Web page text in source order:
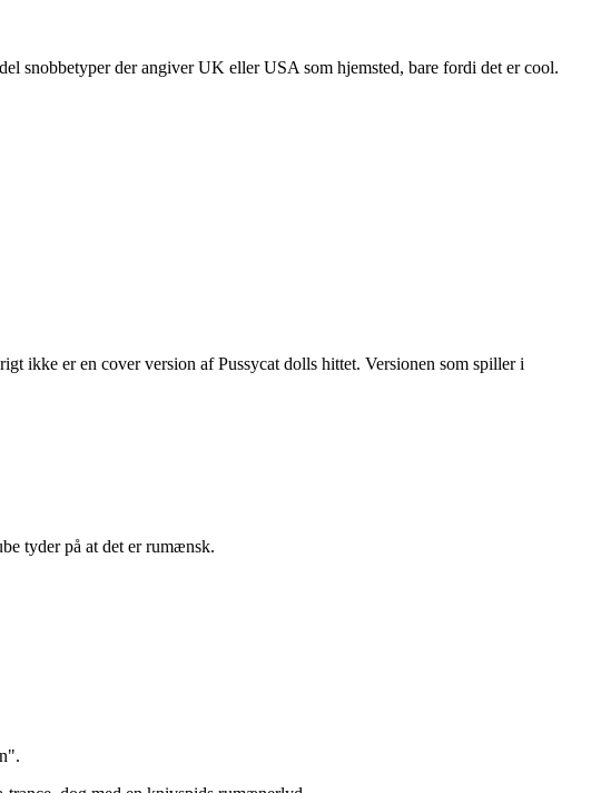
snobbetyper der angiver UK eller USA som hjemsted, bare fordi det er cool.
ikke er en cover version af Pussycat dolls hittet. Versionen som spiller i
tyder på at det er rumænsk.